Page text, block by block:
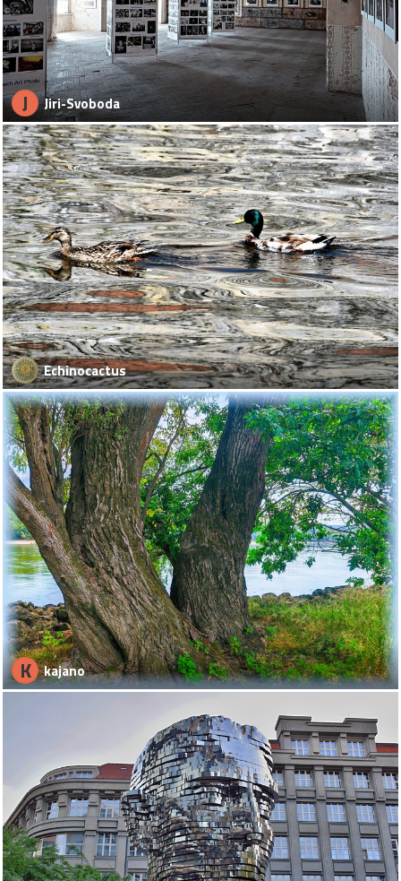
J Jiri-Svoboda
Echinocactus
K kajano